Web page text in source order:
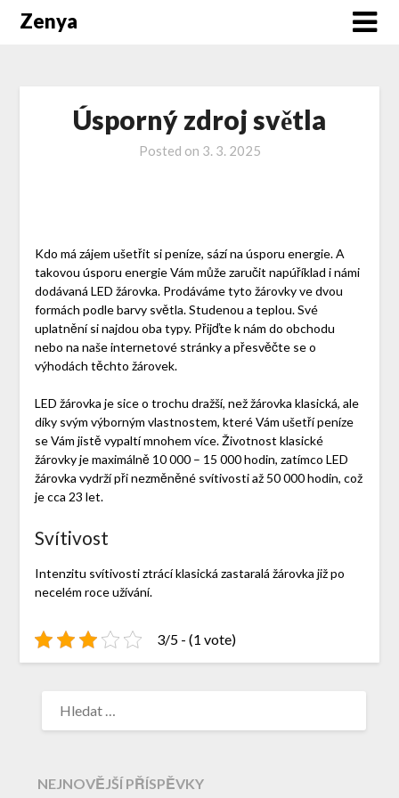
Zenya
Úsporný zdroj světla
Posted on 3. 3. 2025
Kdo má zájem ušetřit si peníze, sází na úsporu energie. A
takovou úsporu energie Vám může zaručit napúříklad i námi
dodávaná LED žárovka. Prodáváme tyto žárovky ve dvou
formách podle barvy světla. Studenou a teplou. Své
uplatnění si najdou oba typy. Přijďte k nám do obchodu
nebo na naše internetové stránky a přesvěčte se o
výhodách těchto žárovek.
LED žárovka je sice o trochu dražší, než žárovka klasická, ale
díky svým výborným vlastnostem, které Vám ušetří peníze
se Vám jistě vypaltí mnohem více. Životnost klasické
žárovky je maximálně 10 000 – 15 000 hodin, zatímco LED
žárovka vydrží při nezměněné svítivosti až 50 000 hodin, což
je cca 23 let.
Svítivost
Intenzitu svítivosti ztrácí klasická zastaralá žárovka již po
necelém roce užívání.
3/5 - (1 vote)
NEJNOVĚJŠÍ PŘÍSPĚVKY